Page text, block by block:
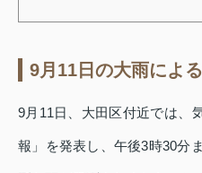
9月11日の大雨によ
9月11日、大田区付近では、
報」を発表し、午後3時30分